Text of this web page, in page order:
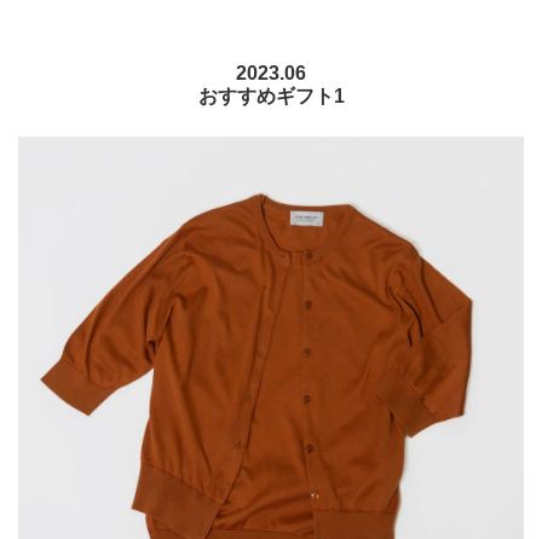
2023.06
おすすめギフト1